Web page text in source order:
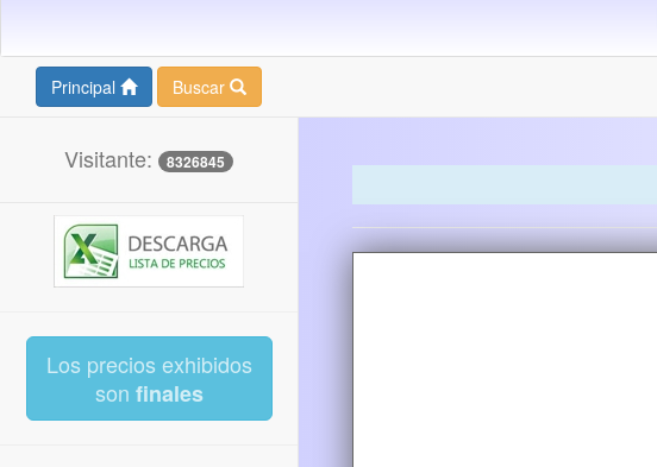
Principal Buscar
Visitante: 8326845
Los precios exhibidos
son finales